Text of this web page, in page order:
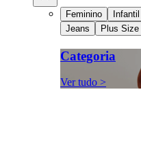
Feminino Infantil
Jeans
Plus Size
Categoria
Ver tudo >